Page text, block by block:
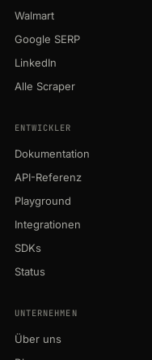
Walmart
Google SERP
LinkedIn
Alle Scraper
ENTWICKLER
Dokumentation
API-Referenz
Playground
Integrationen
SDKs
Status
UNTERNEHMEN
Über uns